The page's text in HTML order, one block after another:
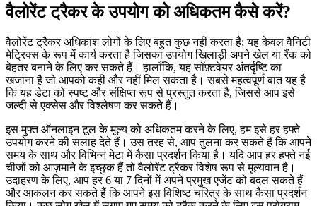
वैलोरेंट ट्रैकर के उपयोग को अधिकतम कैसे करें?
वैलोरेंट ट्रैकर अधिकांश लोगों के लिए बहुत कुछ नहीं करता है; यह केवल वैनिटी
मेट्रिक्स के रूप में कार्य करता है जिसका उपयोग खिलाड़ी अपने खेल या रैंक को
बेहतर बनाने के लिए कर सकते हैं। हालाँकि, यह सॉफ़्टवेयर अंतर्दृष्टि का
खजाना है जो आपको कहीं और नहीं मिल सकता है। सबसे महत्वपूर्ण बात यह है
कि यह डेटा को स्पष्ट और संक्षिप्त रूप से प्रस्तुत करता है, जिससे आप इसे
जल्दी से एक्सेस और विश्लेषण कर सकते हैं।
इस मुफ्त ऑनलाइन टूल के मूल्य को अधिकतम करने के लिए, हम इसे हर हफ्ते
उपयोग करने की सलाह देते हैं। उस तरह से, आप तुलना कर सकते हैं कि आपने
समय के साथ और विभिन्न मेटा में कैसा प्रदर्शन किया है। यदि आप हर हफ्ते नई
चीजों को आज़माने के इच्छुक हैं तो वैलोरेंट ट्रैकर विशेष रूप से मूल्यवान है।
उदाहरण के लिए, आप हर 6 या 7 दिनों में अपने प्रमुख एजेंट को बदल सकते हैं
और आकलन कर सकते हैं कि आपने इस विशिष्ट चरित्र के साथ कैसा प्रदर्शन